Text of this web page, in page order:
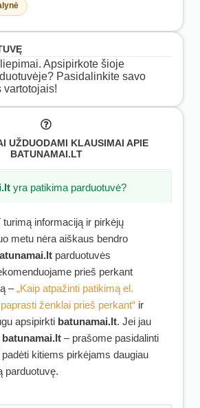
Apsipirkote šioje
Pasidalinkite savo
vartotojais!
UŽDUODAMI KLAUSIMAI APIE
BATUNAMAI.LT
yra patikima parduotuvė?
turimą informaciją ir pirkėjų
metu nėra aiškaus bendro
parduotuvės
prieš perkant
–„Kaip atpažinti patikimą el.
ženklai prieš perkant“ ir
apsipirkti batunamai.lt. Jei jau
batunamai.lt – prašome pasidalinti
kitiems pirkėjams daugiau
parduotuvę.